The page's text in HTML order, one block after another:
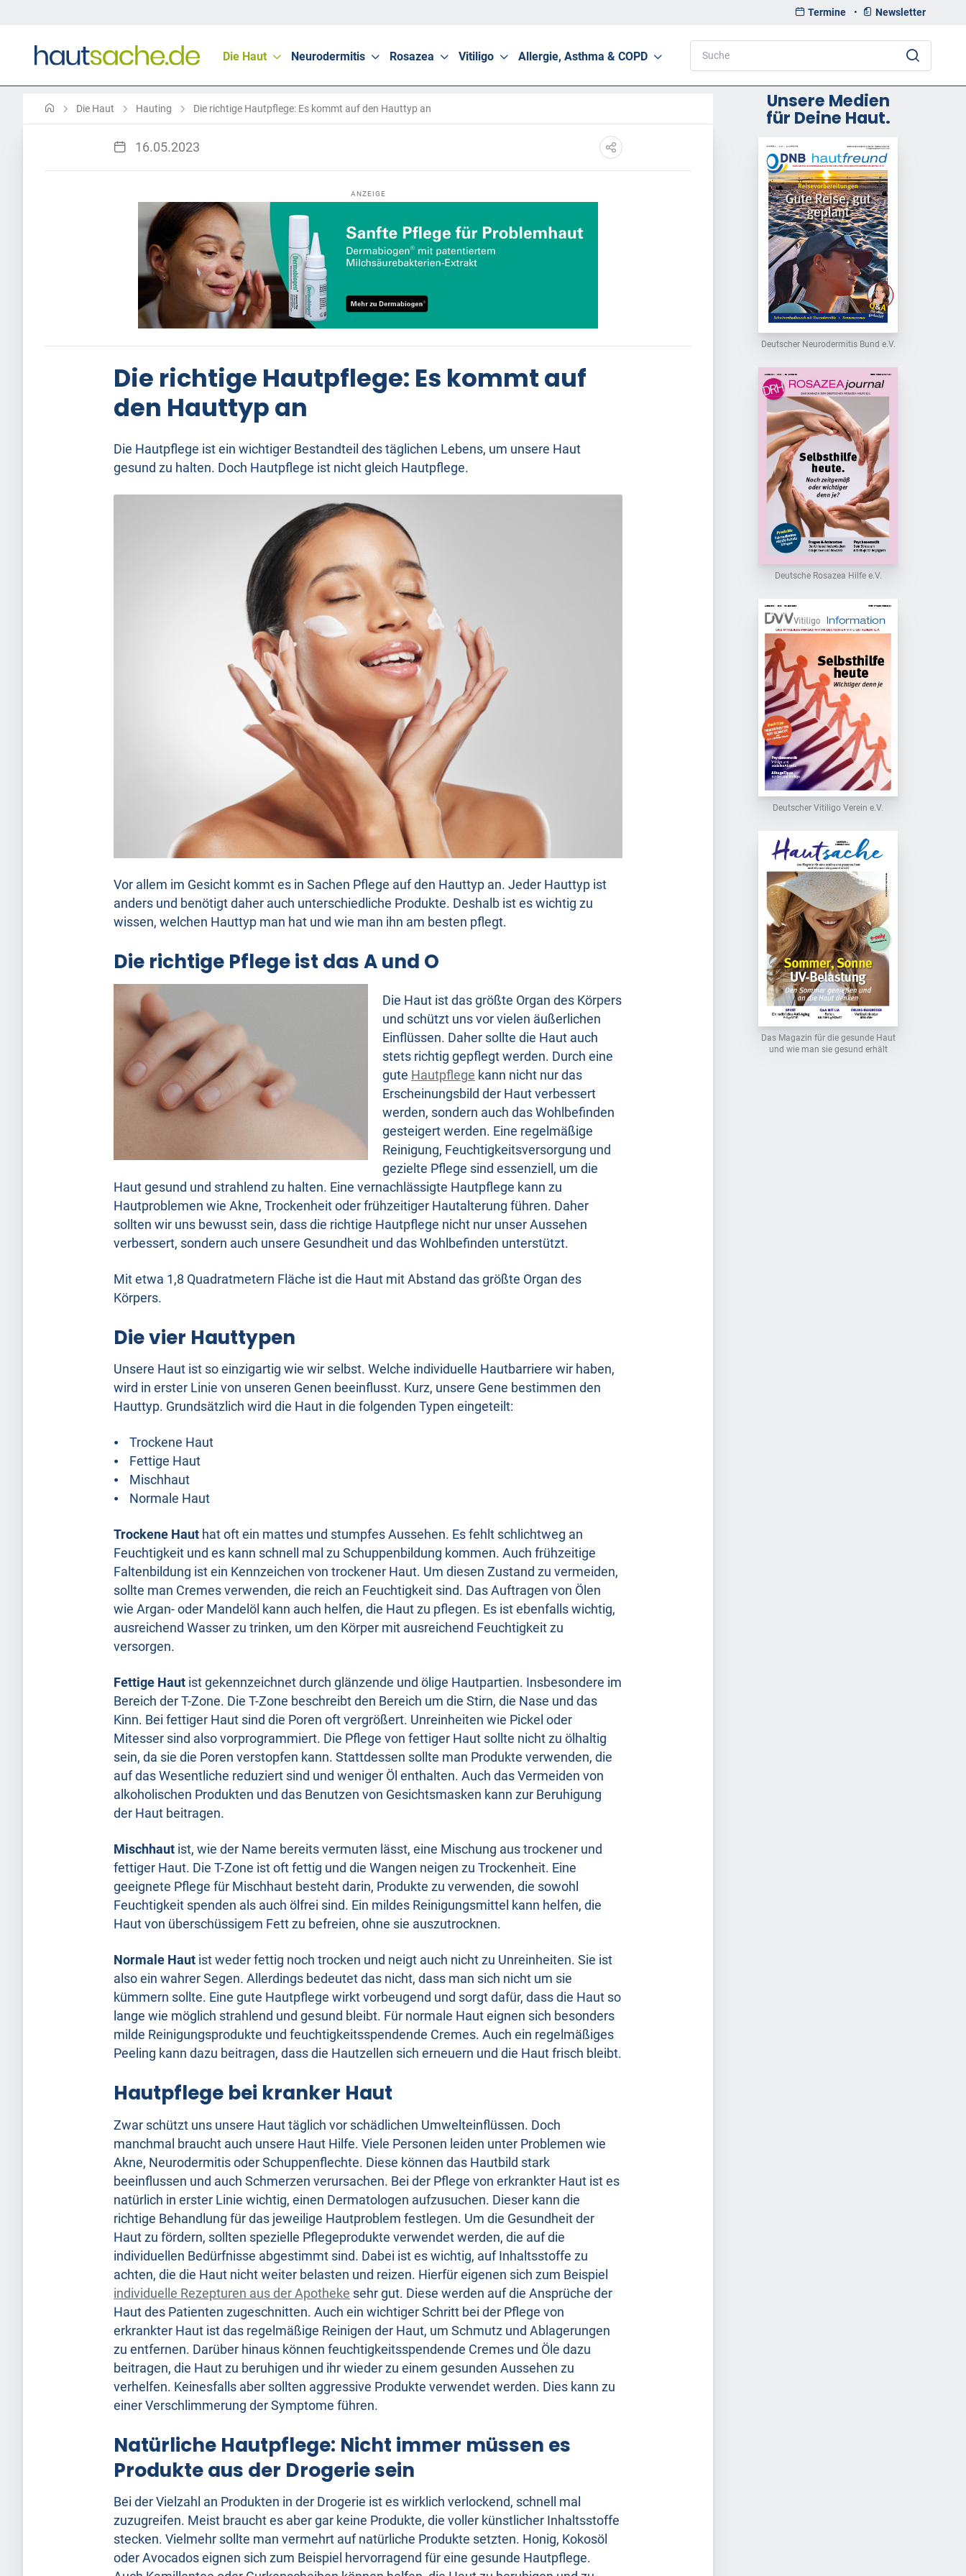
Termine • Newsletter
Die Haut Neurodermitis Rosazea Vitiligo Allergie, Asthma & COPD
Die Haut Hauting Die richtige Hautpflege: Es kommt auf den Hauttyp an
16.05.2023
ANZEIGE
Die richtige Hautpflege: Es kommt auf
den Hauttyp an
Die Hautpflege ist ein wichtiger Bestandteil des täglichen Lebens, um unsere Haut
gesund zu halten. Doch Hautpflege ist nicht gleich Hautpflege.
Vor allem im Gesicht kommt es in Sachen Pflege auf den Hauttyp an. Jeder Hauttyp ist
anders und benötigt daher auch unterschiedliche Produkte. Deshalb ist es wichtig zu
wissen, welchen Hauttyp man hat und wie man ihn am besten pflegt.
Die richtige Pflege ist das A und O
Die Haut ist das größte Organ des Körpers
und schützt uns vor vielen äußerlichen
Einflüssen. Daher sollte die Haut auch
stets richtig gepflegt werden. Durch eine
gute Hautpflege kann nicht nur das
Erscheinungsbild der Haut verbessert
werden, sondern auch das Wohlbefinden
gesteigert werden. Eine regelmäßige
Reinigung, Feuchtigkeitsversorgung und
gezielte Pflege sind essenziell, um die
Haut gesund und strahlend zu halten. Eine vernachlässigte Hautpflege kann zu
Hautproblemen wie Akne, Trockenheit oder frühzeitiger Hautalterung führen. Daher
sollten wir uns bewusst sein, dass die richtige Hautpflege nicht nur unser Aussehen
verbessert, sondern auch unsere Gesundheit und das Wohlbefinden unterstützt.
Mit etwa 1,8 Quadratmetern Fläche ist die Haut mit Abstand das größte Organ des
Körpers.
Die vier Hauttypen
Unsere Haut ist so einzigartig wie wir selbst. Welche individuelle Hautbarriere wir haben,
wird in erster Linie von unseren Genen beeinflusst. Kurz, unsere Gene bestimmen den
Hauttyp. Grundsätzlich wird die Haut in die folgenden Typen eingeteilt:
⦁ Trockene Haut
⦁ Fettige Haut
⦁ Mischhaut
⦁ Normale Haut
Trockene Haut hat oft ein mattes und stumpfes Aussehen. Es fehlt schlichtweg an
Feuchtigkeit und es kann schnell mal zu Schuppenbildung kommen. Auch frühzeitige
Faltenbildung ist ein Kennzeichen von trockener Haut. Um diesen Zustand zu vermeiden,
sollte man Cremes verwenden, die reich an Feuchtigkeit sind. Das Auftragen von Ölen
wie Argan- oder Mandelöl kann auch helfen, die Haut zu pflegen. Es ist ebenfalls wichtig,
ausreichend Wasser zu trinken, um den Körper mit ausreichend Feuchtigkeit zu
versorgen.
Fettige Haut ist gekennzeichnet durch glänzende und ölige Hautpartien. Insbesondere im
Bereich der T-Zone. Die T-Zone beschreibt den Bereich um die Stirn, die Nase und das
Kinn. Bei fettiger Haut sind die Poren oft vergrößert. Unreinheiten wie Pickel oder
Mitesser sind also vorprogrammiert. Die Pflege von fettiger Haut sollte nicht zu ölhaltig
sein, da sie die Poren verstopfen kann. Stattdessen sollte man Produkte verwenden, die
auf das Wesentliche reduziert sind und weniger Öl enthalten. Auch das Vermeiden von
alkoholischen Produkten und das Benutzen von Gesichtsmasken kann zur Beruhigung
der Haut beitragen.
Mischhaut ist, wie der Name bereits vermuten lässt, eine Mischung aus trockener und
fettiger Haut. Die T-Zone ist oft fettig und die Wangen neigen zu Trockenheit. Eine
geeignete Pflege für Mischhaut besteht darin, Produkte zu verwenden, die sowohl
Feuchtigkeit spenden als auch ölfrei sind. Ein mildes Reinigungsmittel kann helfen, die
Haut von überschüssigem Fett zu befreien, ohne sie auszutrocknen.
Normale Haut ist weder fettig noch trocken und neigt auch nicht zu Unreinheiten. Sie ist
also ein wahrer Segen. Allerdings bedeutet das nicht, dass man sich nicht um sie
kümmern sollte. Eine gute Hautpflege wirkt vorbeugend und sorgt dafür, dass die Haut so
lange wie möglich strahlend und gesund bleibt. Für normale Haut eignen sich besonders
milde Reinigungsprodukte und feuchtigkeitsspendende Cremes. Auch ein regelmäßiges
Peeling kann dazu beitragen, dass die Hautzellen sich erneuern und die Haut frisch bleibt.
Hautpflege bei kranker Haut
Zwar schützt uns unsere Haut täglich vor schädlichen Umwelteinflüssen. Doch
manchmal braucht auch unsere Haut Hilfe. Viele Personen leiden unter Problemen wie
Akne, Neurodermitis oder Schuppenflechte. Diese können das Hautbild stark
beeinflussen und auch Schmerzen verursachen. Bei der Pflege von erkrankter Haut ist es
natürlich in erster Linie wichtig, einen Dermatologen aufzusuchen. Dieser kann die
richtige Behandlung für das jeweilige Hautproblem festlegen. Um die Gesundheit der
Haut zu fördern, sollten spezielle Pflegeprodukte verwendet werden, die auf die
individuellen Bedürfnisse abgestimmt sind. Dabei ist es wichtig, auf Inhaltsstoffe zu
achten, die die Haut nicht weiter belasten und reizen. Hierfür eigenen sich zum Beispiel
individuelle Rezepturen aus der Apotheke sehr gut. Diese werden auf die Ansprüche der
Haut des Patienten zugeschnitten. Auch ein wichtiger Schritt bei der Pflege von
erkrankter Haut ist das regelmäßige Reinigen der Haut, um Schmutz und Ablagerungen
zu entfernen. Darüber hinaus können feuchtigkeitsspendende Cremes und Öle dazu
beitragen, die Haut zu beruhigen und ihr wieder zu einem gesunden Aussehen zu
verhelfen. Keinesfalls aber sollten aggressive Produkte verwendet werden. Dies kann zu
einer Verschlimmerung der Symptome führen.
Natürliche Hautpflege: Nicht immer müssen es
Produkte aus der Drogerie sein
Bei der Vielzahl an Produkten in der Drogerie ist es wirklich verlockend, schnell mal
zuzugreifen. Meist braucht es aber gar keine Produkte, die voller künstlicher Inhaltsstoffe
stecken. Vielmehr sollte man vermehrt auf natürliche Produkte setzten. Honig, Kokosöl
oder Avocados eignen sich zum Beispiel hervorragend für eine gesunde Hautpflege.
Unsere Medien
für Deine Haut.
Deutscher Neurodermitis Bund e.V.
Deutsche Rosazea Hilfe e.V.
Deutscher Vitiligo Verein e.V.
Das Magazin für die gesunde Haut
und wie man sie gesund erhält